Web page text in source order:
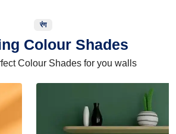
रंग
Colour Shades
Colour Shades for you walls